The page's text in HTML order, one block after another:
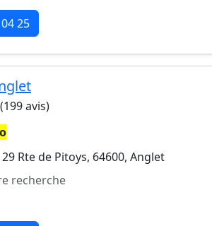
25
(199 avis)
Rte de Pitoys, 64600, Anglet
recherche